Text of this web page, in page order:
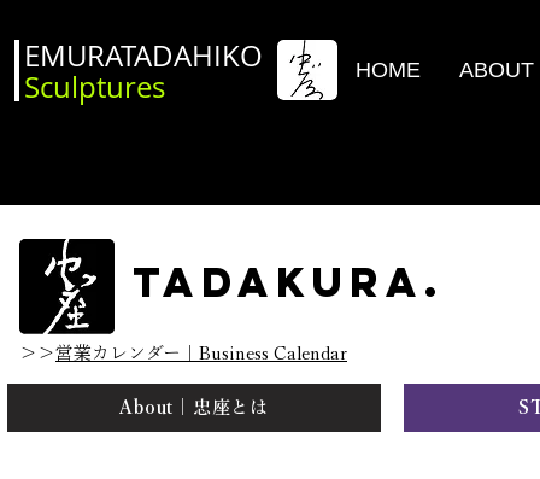
EMURATADAHIKO
Sculptures
HOME ABOUT
TADAKURA.
＞＞営業 カレンダー｜Business Calendar
About｜忠座とは